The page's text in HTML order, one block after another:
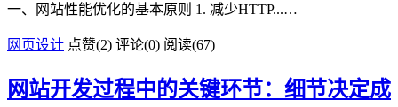
一、网站性能优化的基本原则 1. 减少HTTP...…
网页设计 点赞(2) 评论(0) 阅读(67)
网站开发过程中的关键环节：细节决定成